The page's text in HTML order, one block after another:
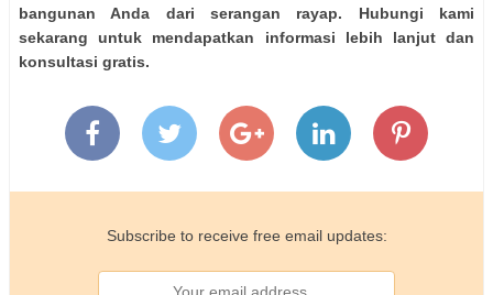
bangunan Anda dari serangan rayap. Hubungi kami
sekarang untuk mendapatkan informasi lebih lanjut dan
konsultasi gratis.
Subscribe to receive free email updates: